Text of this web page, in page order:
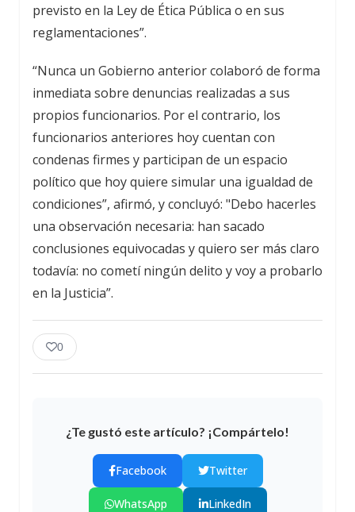
previsto en la Ley de Ética Pública o en sus
reglamentaciones”.
“Nunca un Gobierno anterior colaboró de forma
inmediata sobre denuncias realizadas a sus
propios funcionarios. Por el contrario, los
funcionarios anteriores hoy cuentan con
condenas firmes y participan de un espacio
político que hoy quiere simular una igualdad de
condiciones”, afirmó, y concluyó: "Debo hacerles
una observación necesaria: han sacado
conclusiones equivocadas y quiero ser más claro
todavía: no cometí ningún delito y voy a probarlo
en la Justicia”.
0
¿Te gustó este artículo? ¡Compártelo!
Facebook Twitter
WhatsApp LinkedIn